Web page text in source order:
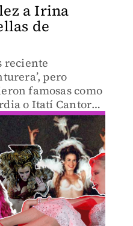
a Irina
de
reciente
pero
famosas como
o Itatí Cantoral